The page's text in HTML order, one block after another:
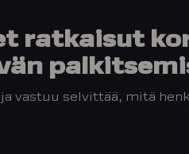
ratkaisut
vastuu selvittää, mitä